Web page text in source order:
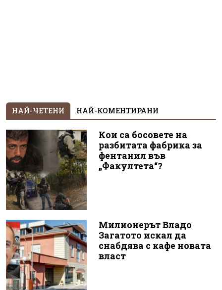
НАЙ-ЧЕТЕНИ НАЙ-КОМЕНТИРАНИ
Кои са босовете на
разбитата фабрика за
фентанил във
„Факултета“?
Милионерът Владо
Загатото искал да
снабдява с кафе новата
власт